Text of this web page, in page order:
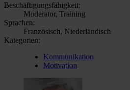
Beschäftigungsfähigkeit:
Moderator, Training
Sprachen:
Französisch, Niederländisch
Kategorien:
Kommunikation
Motivation